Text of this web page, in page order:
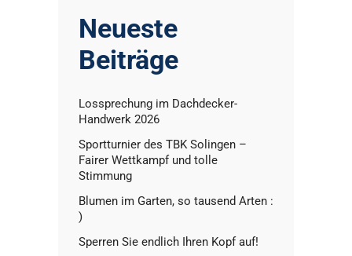
Neueste
Beiträge
Lossprechung im Dachdecker-
Handwerk 2026
Sportturnier des TBK Solingen –
Fairer Wettkampf und tolle
Stimmung
Blumen im Garten, so tausend Arten :
)
Sperren Sie endlich Ihren Kopf auf!